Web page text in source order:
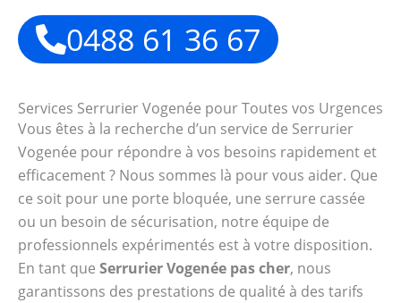
0488 61 36 67
Services Serrurier Vogenée pour Toutes vos Urgences
Vous êtes à la recherche d’un service de Serrurier
Vogenée pour répondre à vos besoins rapidement et
efficacement ? Nous sommes là pour vous aider. Que
ce soit pour une porte bloquée, une serrure cassée
ou un besoin de sécurisation, notre équipe de
professionnels expérimentés est à votre disposition.
En tant que Serrurier Vogenée pas cher, nous
garantissons des prestations de qualité à des tarifs